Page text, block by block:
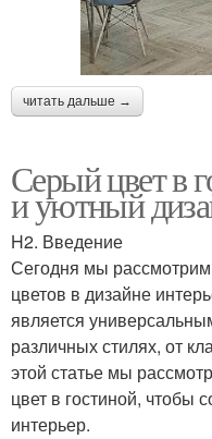
читать дальше →
Серый цвет в
и уютный
H2. Введение
Сегодня мы
цветов в дизайне
является
различных стилях, от
этой статье мы
цвет в гостиной, чтобы
интерьер.